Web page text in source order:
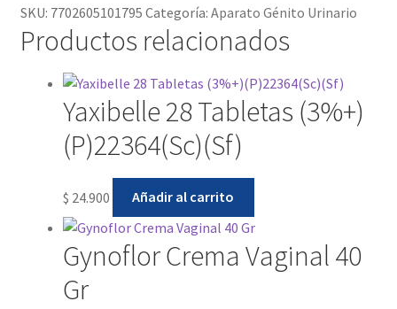
SKU: 7702605101795 Categoría: Aparato Génito Urinario
Productos relacionados
Yaxibelle 28 Tabletas (3%+)
(P)22364(Sc)(Sf)
$ 24.900 Añadir al carrito
Gynoflor Crema Vaginal 40
Gr